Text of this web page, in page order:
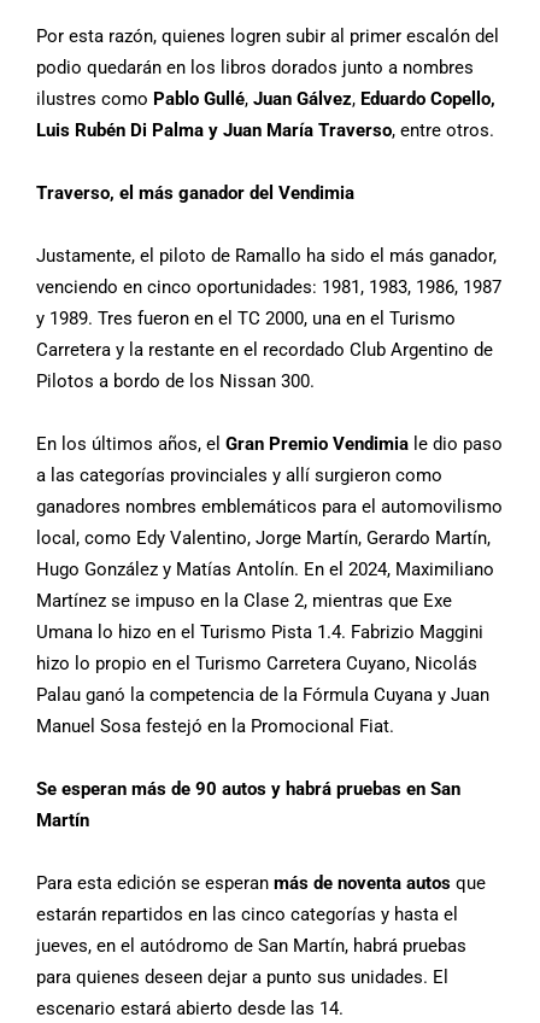
Por esta razón, quienes logren subir al primer escalón del
podio quedarán en los libros dorados junto a nombres
ilustres como Pablo Gullé, Juan Gálvez, Eduardo Copello,
Luis Rubén Di Palma y Juan María Traverso, entre otros.
Traverso, el más ganador del Vendimia
Justamente, el piloto de Ramallo ha sido el más ganador,
venciendo en cinco oportunidades: 1981, 1983, 1986, 1987
y 1989. Tres fueron en el TC 2000, una en el Turismo
Carretera y la restante en el recordado Club Argentino de
Pilotos a bordo de los Nissan 300.
En los últimos años, el Gran Premio Vendimia le dio paso
a las categorías provinciales y allí surgieron como
ganadores nombres emblemáticos para el automovilismo
local, como Edy Valentino, Jorge Martín, Gerardo Martín,
Hugo González y Matías Antolín. En el 2024, Maximiliano
Martínez se impuso en la Clase 2, mientras que Exe
Umana lo hizo en el Turismo Pista 1.4. Fabrizio Maggini
hizo lo propio en el Turismo Carretera Cuyano, Nicolás
Palau ganó la competencia de la Fórmula Cuyana y Juan
Manuel Sosa festejó en la Promocional Fiat.
Se esperan más de 90 autos y habrá pruebas en San
Martín
Para esta edición se esperan más de noventa autos que
estarán repartidos en las cinco categorías y hasta el
jueves, en el autódromo de San Martín, habrá pruebas
para quienes deseen dejar a punto sus unidades. El
escenario estará abierto desde las 14.